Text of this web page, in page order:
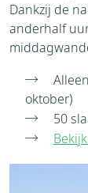
Dankzij de
anderhalf
oktober)
50